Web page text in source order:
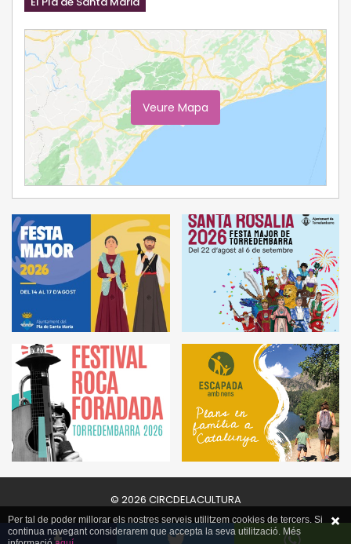
Veure Mapa
© 2026 CIRCDELACULTURA
Per tal de poder millorar els nostres serveis utilitzem cookies de tercers. Si
continua navegant considerarem que accepta la seva utilització. Més